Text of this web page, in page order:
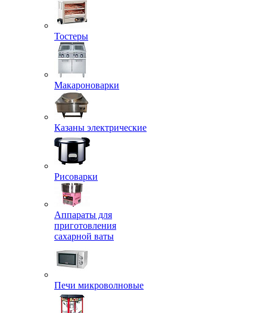
Тостеры
Макароноварки
Казаны электрические
Рисоварки
Аппараты для
приготовления
сахарной ваты
Печи микроволновые